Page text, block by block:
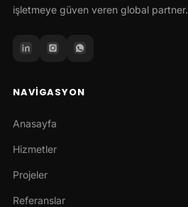
işletmeye güven veren global partner.
NAVIGASYON
Anasayfa
Hizmetler
Projeler
Referanslar